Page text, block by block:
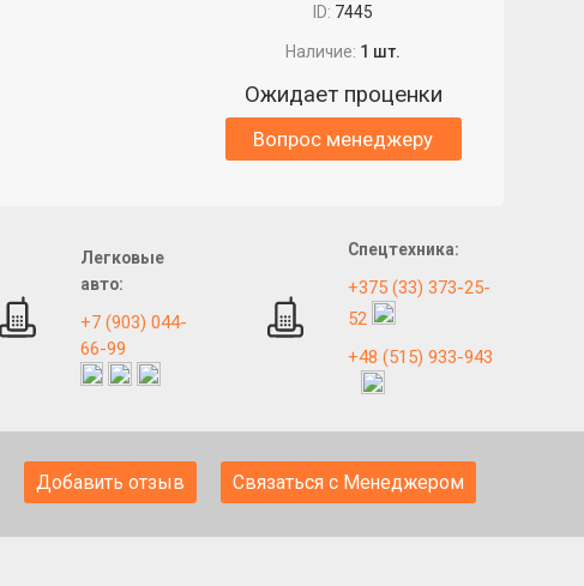
ID: 7445
Наличие: 1 шт.
Ожидает проценки
Вопрос менеджеру
Легковые
авто:
+7 (903) 044-
66-99
Спецтехника:
+375 (33) 373-25-
52
+48 (515) 933-943
Добавить отзыв Связаться с Менеджером